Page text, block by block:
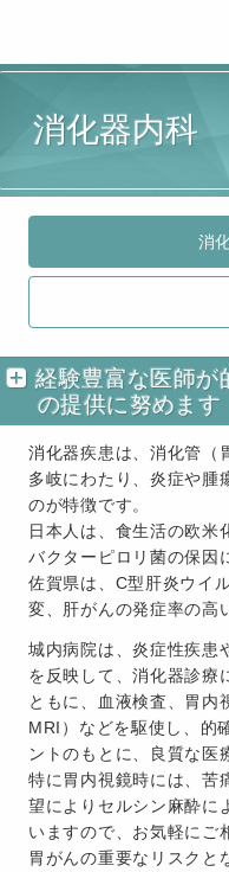
消化器内科
消
経験豊富な医師が
の提供に努めます
消化器疾患は、消化管（
多岐にわたり、炎症や腫
のが特徴です。
日本人は、食生活の欧米
バクターピロリ菌の保因
佐賀県は、C型肝炎ウイ
変、肝がんの発症率の高
城内病院は、炎症性疾患
を反映して、消化器診療
ともに、血液検査、胃内
MRI）などを駆使し、的
ントのもとに、良質な医
特に胃内視鏡時には、苦
望によりセルシン麻酔に
いますので、お気軽にご
胃がんの重要なリスクと